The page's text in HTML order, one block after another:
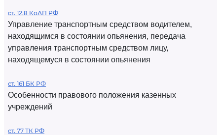
ст. 12.8 КоАП РФ
Управление транспортным средством водителем,
находящимся в состоянии опьянения, передача
управления транспортным средством лицу,
находящемуся в состоянии опьянения
ст. 161 БК РФ
Особенности правового положения казенных
учреждений
ст. 77 ТК РФ